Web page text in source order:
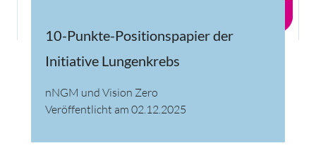
10-Punkte-Positionspapier der
Initiative Lungenkrebs
nNGM und Vision Zero
Veröffentlicht am 02.12.2025